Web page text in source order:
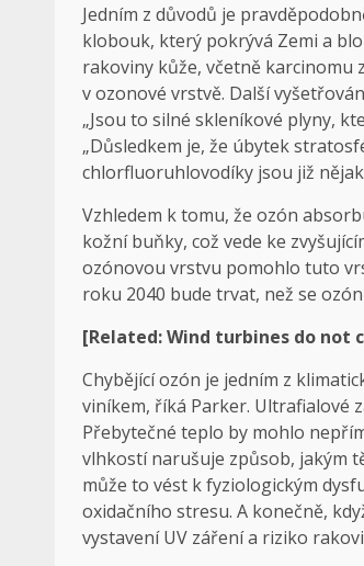
Jedním z důvodů je
klobouk, který pokrývá Zemi a
rakoviny kůže, včetně karcinomu
v ozonové vrstvě. Další
„Jsou to silné skleníkové plyny,
„Důsledkem je, že úbytek
chlorfluoruhlovodíky jsou již
Vzhledem k tomu, že ozón
kožní buňky, což vede ke
ozónovou vrstvu pomohlo tuto
roku 2040 bude trvat, než se
[Related: Wind turbines do not
Chybějící ozón je jedním z
viníkem, říká Parker. Ultrafialové
Přebytečné teplo by mohlo
vlhkostí narušuje způsob, jakým
může to vést k fyziologickým
oxidačního stresu. A konečně,
vystavení UV záření a riziko